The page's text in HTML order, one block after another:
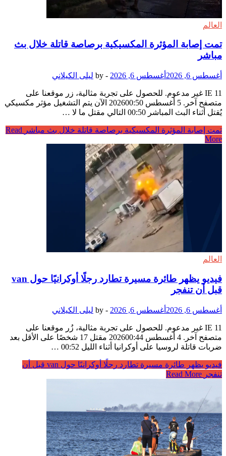
العالم
تمت إصابة المؤثرة المكسيكية برصاصة قاتلة خلال بث
مباشر
أغسطس 6, 2026 أغسطس 6, 2026 -
by ليلى الكيلاني
IE 11 غير مدعوم. للحصول على تجربة مثالية، زر موقعنا على
متصفح آخر. 5 أغسطس 202600:50 الآن يتم التشغيل مؤثر مكسيكي
يُقتل أثناء البث المباشر 00:50 التالي مقتل ما لا …
تمت إصابة المؤثرة المكسيكية برصاصة قاتلة خلال بث مباشر Read
More
العالم
فيديو يظهر طائرة مسيرة تطارد رجلًا أوكرانيًا حول van
قبل أن تنفجر
أغسطس 6, 2026 أغسطس 6, 2026 -
by ليلى الكيلاني
IE 11 غير مدعوم. للحصول على تجربة مثالية، زُر موقعنا على
متصفح آخر. 4 أغسطس 202600:44 مقتل 17 شخصًا على الأقل بعد
ضربات قاتلة لروسيا على أوكرانيا أثناء الليل 00:52 …
فيديو يظهر طائرة مسيرة تطارد رجلًا أوكرانيًا حول van قبل أن
تنفجر